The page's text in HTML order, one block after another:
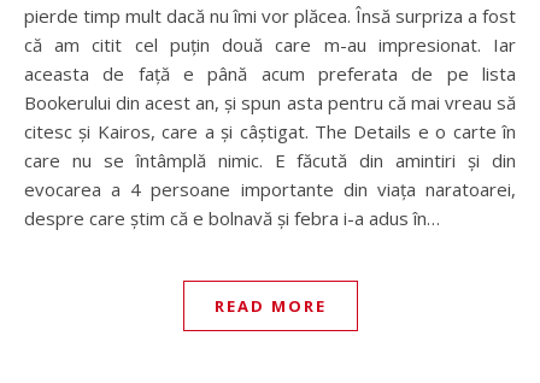
pierde timp mult dacă nu îmi vor plăcea. Însă surpriza a fost
că am citit cel puțin două care m-au impresionat. Iar
aceasta de față e până acum preferata de pe lista
Bookerului din acest an, și spun asta pentru că mai vreau să
citesc și Kairos, care a și câștigat. The Details e o carte în
care nu se întâmplă nimic. E făcută din amintiri și din
evocarea a 4 persoane importante din viața naratoarei,
despre care știm că e bolnavă și febra i-a adus în…
READ MORE